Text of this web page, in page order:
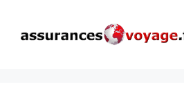
contenu